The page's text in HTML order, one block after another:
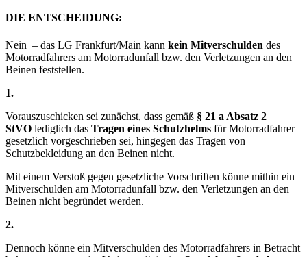
DIE ENTSCHEIDUNG:
Nein – das LG Frankfurt/Main kann kein Mitverschulden des
Motorradfahrers am Motorradunfall bzw. den Verletzungen an den
Beinen feststellen.
1.
Vorauszuschicken sei zunächst, dass gemäß § 21 a Absatz 2
StVO lediglich das Tragen eines Schutzhelms für Motorradfahrer
gesetzlich vorgeschrieben sei, hingegen das Tragen von
Schutzbekleidung an den Beinen nicht.
Mit einem Verstoß gegen gesetzliche Vorschriften könne mithin ein
Mitverschulden am Motorradunfall bzw. den Verletzungen an den
Beinen nicht begründet werden.
2.
Dennoch könne ein Mitverschulden des Motorradfahrers in Betracht